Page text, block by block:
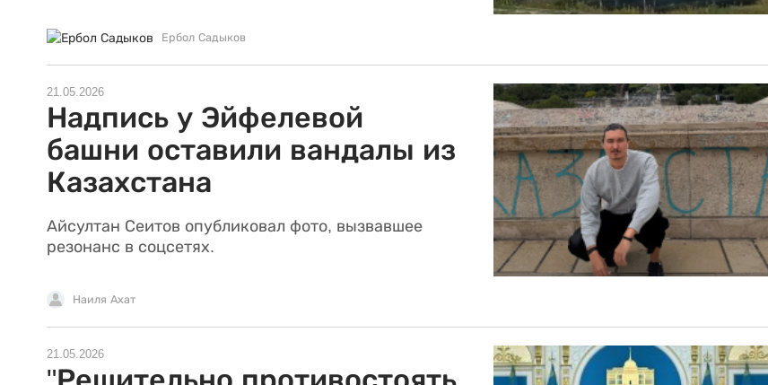
Ербол Садыков
21.05.2026
Надпись у Эйфелевой
башни оставили вандалы из
Казахстана
Айсултан Сеитов опубликовал фото, вызвавшее
резонанс в соцсетях.
Наиля Ахат
21.05.2026